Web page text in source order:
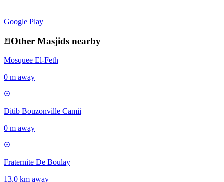
Google Play
Other Masjids nearby
Mosquee El-Feth
0 m away
Ditib Bouzonville Camii
0 m away
Fraternite De Boulay
13.0 km away